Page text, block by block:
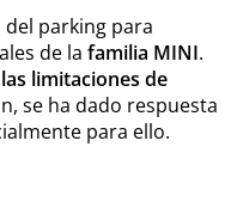
parking para
de la familia MINI.
limitaciones de
se ha dado respuesta
para ello.